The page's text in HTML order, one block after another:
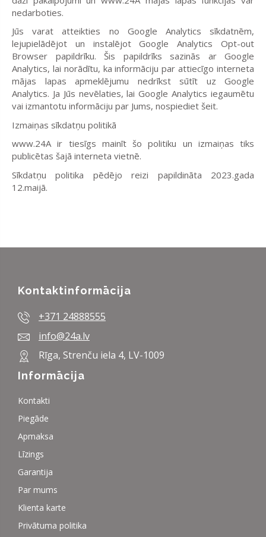
nedarboties.
Jūs varat atteikties no Google Analytics sīkdatnēm,
lejupielādējot un instalējotGoogle Analytics Opt-out
Browser papildrīku. Šis papildrīks sazinās ar Google
Analytics, lai norādītu, ka informāciju par attiecīgo interneta
mājas lapas apmeklējumu nedrīkst sūtīt uz Google
Analytics. Ja Jūs nevēlaties, laiGoogle Analyticsiegaumētu
vai izmantotu informāciju par Jums, nospiediet šeit.
Izmaiņas sīkdatņu politikā
www.24Air tiesīgs mainīt šo politiku un izmaiņas tiks
publicētas šajā interneta vietnē.
Sīkdatņu politika pēdējo reizi papildināta 2023.gada
12.maijā.
Kontaktinformācija
+371 24888555
info@24a.lv
Rīga, Strenču iela 4, LV-1009
Informācija
Kontakti
Piegāde
Apmaksa
Līzings
Garantija
Par mums
Klienta karte
Privātuma politika